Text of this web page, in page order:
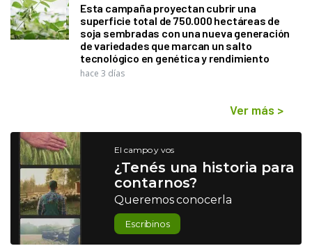
Esta campaña proyectan cubrir una
superficie total de 750.000 hectáreas de
soja sembradas con una nueva generación
de variedades que marcan un salto
tecnológico en genética y rendimiento
hace 3 días
Ver más >
El campo y vos
¿Tenés una historia para
contarnos?
Queremos conocerla
Escribinos